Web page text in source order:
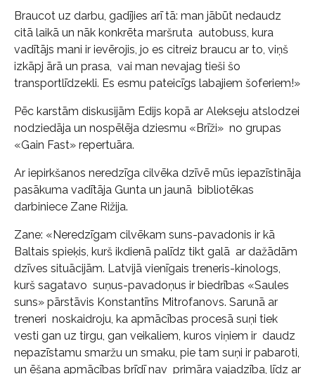
Braucot uz darbu, gadījies arī tā: man jābūt nedaudz
citā laikā un nāk konkrēta maršruta autobuss, kura
vadītājs mani ir ievērojis, jo es citreiz braucu ar to, viņš
izkāpj ārā un prasa, vai man nevajag tieši šo
transportlīdzekli. Es esmu pateicīgs labajiem šoferiem!»
Pēc karstām diskusijām Edijs kopā ar Alekseju atslodzei
nodziedāja un nospēlēja dziesmu «Brīži» no grupas
«Gain Fast» repertuāra.
Ar iepirkšanos neredzīga cilvēka dzīvē mūs iepazīstināja
pasākuma vadītāja Gunta un jaunā bibliotēkas
darbiniece Zane Rižija.
Zane: «Neredzīgam cilvēkam suns-pavadonis ir kā
Baltais spieķis, kurš ikdienā palīdz tikt galā ar dažādām
dzīves situācijām. Latvijā vienīgais treneris-kinologs,
kurš sagatavo suņus-pavadoņus ir biedrības «Saules
suns» pārstāvis Konstantīns Mitrofanovs. Sarunā ar
treneri noskaidroju, ka apmācības procesā suņi tiek
vesti gan uz tirgu, gan veikaliem, kuros viņiem ir daudz
nepazīstamu smaržu un smaku, pie tam suņi ir pabaroti,
un ēšana apmācības brīdī nav primāra vajadzība, līdz ar